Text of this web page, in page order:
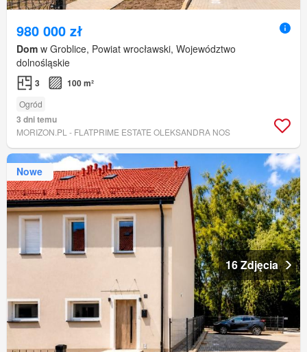
980 000 zł
Dom w Groblice, Powiat wrocławski, Województwo
dolnośląskie
3 100 m²
Ogród
3 dni temu
MORIZON.PL - FLATPRIME ESTATE OLEKSANDRA NOS
Nowe
16 Zdjęcia